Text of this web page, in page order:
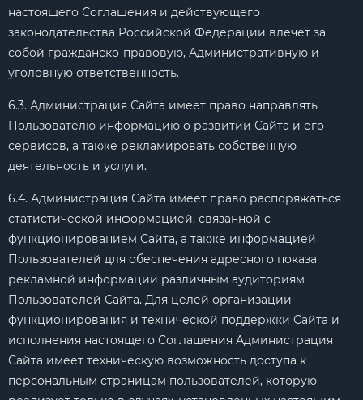
настоящего Соглашения и действующего
законодательства Российской Федерации влечет за
собой гражданско-правовую, Административную и
уголовную ответственность.
6.3. Администрация Сайта имеет право направлять
Пользователю информацию о развитии Сайта и его
сервисов, а также рекламировать собственную
деятельность и услуги.
6.4. Администрация Сайта имеет право распоряжаться
статистической информацией, связанной с
функционированием Сайта, а также информацией
Пользователей для обеспечения адресного показа
рекламной информации различным аудиториям
Пользователей Сайта. Для целей организации
функционирования и технической поддержки Сайта и
исполнения настоящего Соглашения Администрация
Сайта имеет техническую возможность доступа к
персональным страницам пользователей, которую